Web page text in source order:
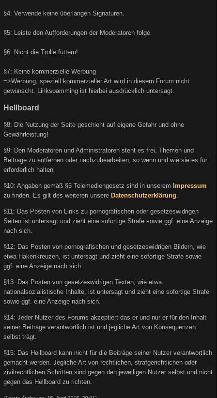
§4: Verwende keine überlangen Signaturen.
§5: Leiste den Aufforderungen der Moderatoren folge.
§6: Nicht die Trolle füttern!
§7: Keine kommerzielle Werbung
=>Werbung, speziell kommerzieller Art wird in diesem Forum nicht
gewünscht. Linkspamming ist hierbei ausdrücklich untersagt.
Hellboard
§8: Die Nutzung der Seite geschieht auf eigene Gefahr und ohne
Gewährleistung!
§9: Den Moderatoren und Administratoren steht es frei, Themen und
Beitrage zu entfernen oder nachzubearbeiten, so wenn und wie sie es für
erforderlich halten.
§10: Angaben gemäß §5 Telemediengesetz sind in unserem Impressum
zu finden. Es gilt des weiteren unsere Datenschutzerklärung
§11: Das Posten von Links zu pornografischen oder gesetzeswidrigen
Seiten ist untersagt und zieht eine sofortige Strafe sowie ggf. eine Anzeige
nach sich.
§12: Das Posten von pornografischen und gesetzeswidrigen Bildern, wie
etwa Hakenkreuzen, ist untersagt und zieht eine sofortige Strafe sowie
ggf. eine Anzeige nach sich.
§13: Das Posten von gesetzeswidrigen Texten, wie etwa
nationalsozialistische Inhalte, ist untersagt und zieht eine sofortige Strafe
sowie ggf. eine Anzeige nach sich.
§14: Jeder Nutzer des Forums akzeptiert das er und nur er für den Inhalt
seiner Beiträge verantwortlich ist und jegliche Art von Konsequenzen
selbst trägt.
§15: Das Hellboard kann nicht für die Beiträge seiner Nutzer verantwortlich
gemacht werden. Jegliche Art von rechtlichen, strafgerichtlichen oder
zivilrechtlichen Schritten sind gegen den jeweiligen Nutzer selbst und nicht
gegen das Hellboard zu richten.